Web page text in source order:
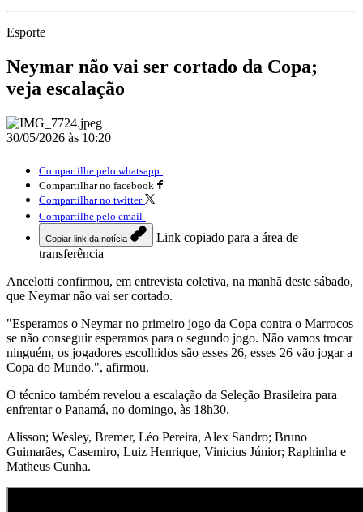
Esporte
Neymar não vai ser cortado da Copa;
veja escalação
30/05/2026 às 10:20
Compartilhe pelo whatsapp
Compartilhar no facebook
Compartilhar no twitter
Compartilhe pelo email
Copiar link da notícia
Link copiado para a área de
transferência
Ancelotti confirmou, em entrevista coletiva, na manhã deste sábado,
que Neymar não vai ser cortado.
"Esperamos o Neymar no primeiro jogo da Copa contra o Marrocos
se não conseguir esperamos para o segundo jogo. Não vamos trocar
ninguém, os jogadores escolhidos são esses 26, esses 26 vão jogar a
Copa do Mundo.", afirmou.
O técnico também revelou a escalação da Seleção Brasileira para
enfrentar o Panamá, no domingo, às 18h30.
Alisson; Wesley, Bremer, Léo Pereira, Alex Sandro; Bruno
Guimarães, Casemiro, Luiz Henrique, Vinicius Júnior; Raphinha e
Matheus Cunha.